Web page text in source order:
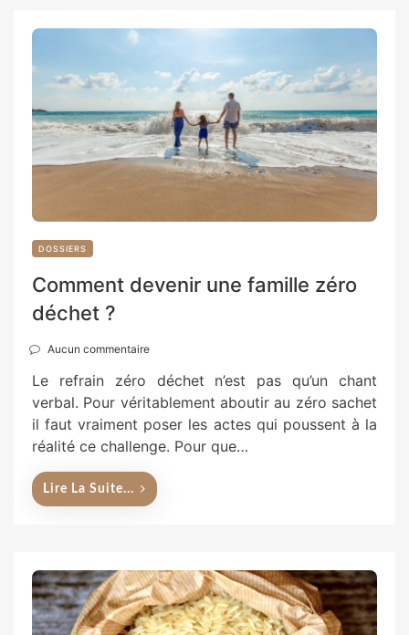
DOSSIERS
Comment devenir une famille zéro
déchet ?
Aucun commentaire
Le refrain zéro déchet n’est pas qu’un chant
verbal. Pour véritablement aboutir au zéro sachet
il faut vraiment poser les actes qui poussent à la
réalité ce challenge. Pour que…
Lire La Suite...